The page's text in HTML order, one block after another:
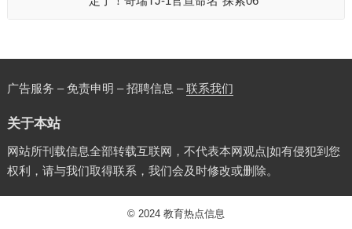
广告服务 – 免责申明 – 招聘信息 –联系我们
关于本站
网站所刊载信息全部转载互联网，不代表本网观点|如有侵犯到您
权利，请与我们取得联系，我们会及时修改或删除。
© 2024 教育热点信息